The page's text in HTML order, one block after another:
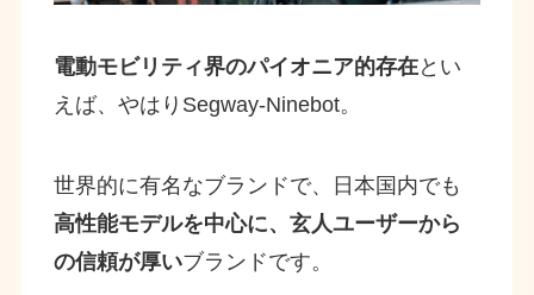
電動モビリティ界のパイオニア的存在とい
えば、やはりSegway-Ninebot。
世界的に有名なブランドで、日本国内でも
高性能モデルを中心に、玄人ユーザーから
の信頼が厚いブランドです。